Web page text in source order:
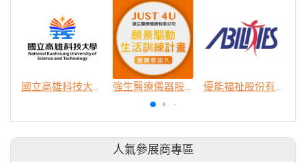
國立高雄科技大學 強生醫療儀器股份有限公司 優能福祉股份有限公司
人氣參展商專區